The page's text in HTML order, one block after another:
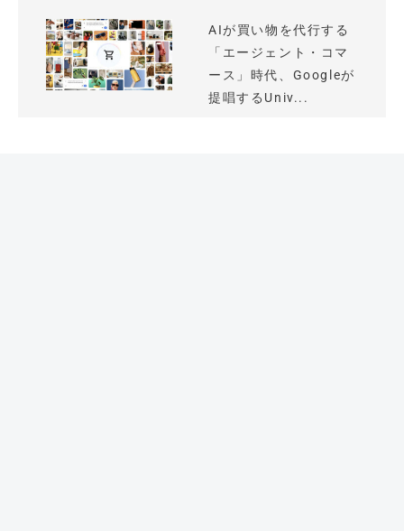
AIが買い物を代行する
「エージェント・コマ
ース」時代、Googleが
提唱するUniv...